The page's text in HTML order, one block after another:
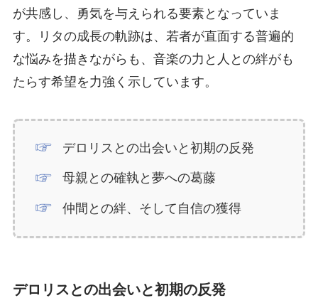
が共感し、勇気を与えられる要素となっていま
す。リタの成長の軌跡は、若者が直面する普遍的
な悩みを描きながらも、音楽の力と人との絆がも
たらす希望を力強く示しています。
デロリスとの出会いと初期の反発
母親との確執と夢への葛藤
仲間との絆、そして自信の獲得
デロリスとの出会いと初期の反発